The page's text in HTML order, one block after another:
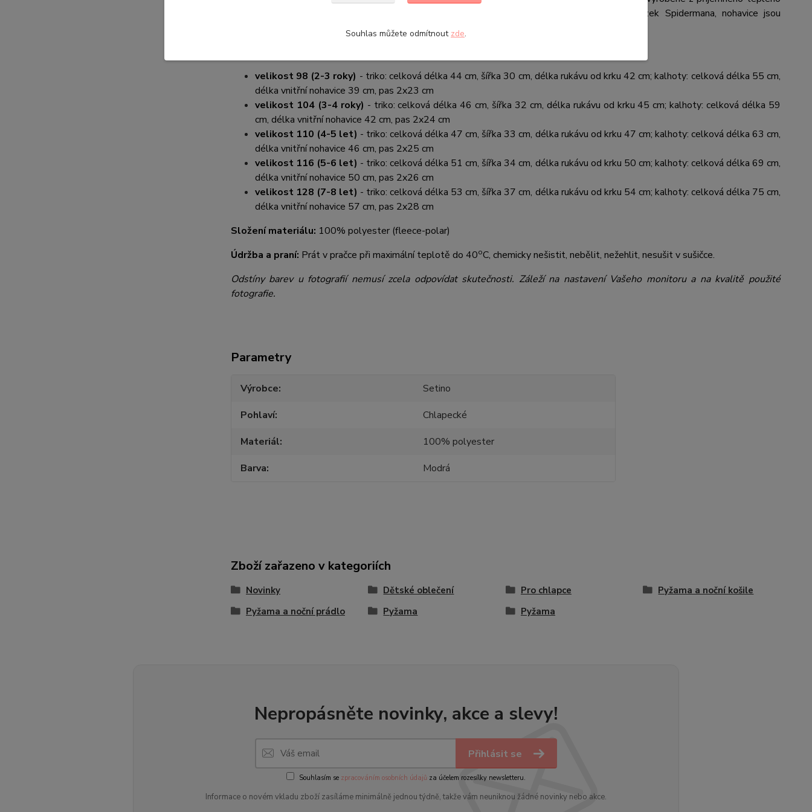
materiálu fleece-polar. Rukávy a nohavice jsou ukončené do lemu, na předním dílu je obrázek Spidermana, nohavice jsou
velikost 98 (2-3 roky) - triko: celková délka 44 cm, šířka 30 cm, délka rukávu od krku 42 cm; kalhoty: celková délka 55 cm,
délka vnitřní nohavice 39 cm, pas 2x23 cm
velikost 104 (3-4 roky) - triko: celková délka 46 cm, šířka 32 cm, délka rukávu od krku 45 cm; kalhoty: celková délka 59
cm, délka vnitřní nohavice 42 cm, pas 2x24 cm
velikost 110 (4-5 let) - triko: celková délka 47 cm, šířka 33 cm, délka rukávu od krku 47 cm; kalhoty: celková délka 63 cm,
délka vnitřní nohavice 46 cm, pas 2x25 cm
velikost 116 (5-6 let) - triko: celková délka 51 cm, šířka 34 cm, délka rukávu od krku 50 cm; kalhoty: celková délka 69 cm,
délka vnitřní nohavice 50 cm, pas 2x26 cm
velikost 128 (7-8 let) - triko: celková délka 53 cm, šířka 37 cm, délka rukávu od krku 54 cm; kalhoty: celková délka 75 cm,
délka vnitřní nohavice 57 cm, pas 2x28 cm
Složení materiálu: 100% polyester (fleece-polar)
Údržba a praní: Prát v pračce při maximální teplotě do 40oC, chemicky nešistit, nebělit, nežehlit, nesušit v sušičce.
Odstíny barev u fotografií nemusí zcela odpovídat skutečnosti. Záleží na nastavení Vašeho monitoru a na kvalitě použité
fotografie.
Parametry
Výrobce
Setino
Pohlaví
Chlapecké
Materiál
100% polyester
Barva
Modrá
Zboží zařazeno v kategoriích
Novinky Dětské oblečení Pro chlapce
Pyžama a noční košile
Pyžama a noční prádlo
Pyžama Pyžama
Nepropásněte novinky, akce a slevy!
Přihlásit se
Souhlasím se zpracováním osobních údajů za účelem rozesílky newsletteru.
Informace o novém vkladu zboží zasíláme minimálně jednou týdně, takže vám neuniknou žádné novinky nebo akce.
Souhlas můžete odmítnout zde.